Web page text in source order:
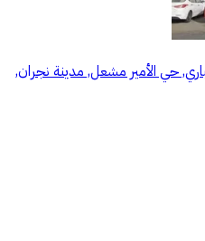
حي الأمير مشعل, مدينة نجران,